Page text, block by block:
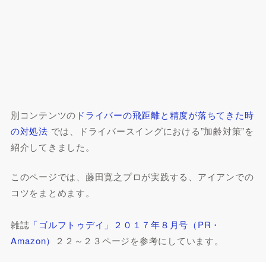
別コンテンツの ドライバーの飛距離と精度が落ちてきた時
の対処法 では、ドライバースイングにおける”加齢対策”を
紹介してきました。
このページでは、藤田寛之プロが実践する、アイアンでの
コツをまとめます。
雑誌 「ゴルフトゥデイ」２０１７年８月号（PR・
Amazon）
２２～２３ページを参考にしています。